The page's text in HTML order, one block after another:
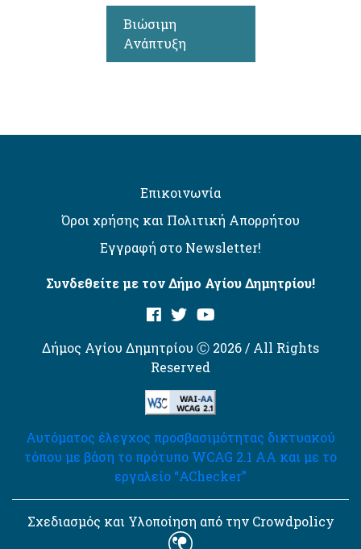
Βιώσιμη
Ανάπτυξη
Επικοινωνία
Όροι χρήσης και Πολιτική Απορρήτου
Εγγραφή στο Newsletter!
Συνδεθείτε με τον Δήμο Αγίου Δημητρίου!
Δήμος Αγίου Δημητρίου Ⓒ 2026 / All Rights
Reserved
Αυτόματος έλεγχος προσβασιμότητας δικτυακού
τόπου με βάση το πρότυπο WCAG 2.1 AA και με το
εργαλείο “AChecker”
Σχεδιασμός και Υλοποίηση από την Crowdpolicy